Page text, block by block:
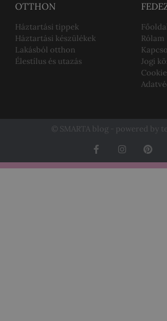
OTTHON
Háztartási tippek
Háztartási készülékek
Lakásból otthon
Élestílus és utazás
Rólam
Jogi
© SMARTA blog - powered by